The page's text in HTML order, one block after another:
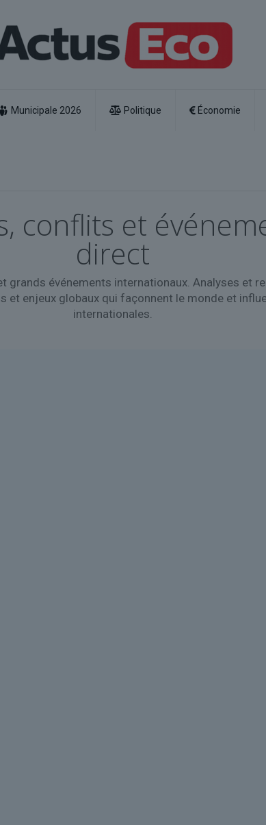
Municipale 2026 Politique Économie
conflits et
direct
événements internationaux. Analyses et
enjeux globaux qui façonnent le monde et
internationales.